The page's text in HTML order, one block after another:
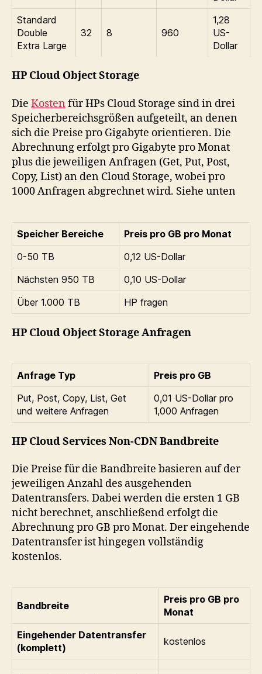
Standard
Double
Extra Large
32 8 960
1,28
US-
Dollar
HP Cloud Object Storage
Die Kosten für HPs Cloud Storage sind in drei
Speicherbereichsgrößen aufgeteilt, an denen
sich die Preise pro Gigabyte orientieren. Die
Abrechnung erfolgt pro Gigabyte pro Monat
plus die jeweiligen Anfragen (Get, Put, Post,
Copy, List) an den Cloud Storage, wobei pro
1000 Anfragen abgrechnet wird. Siehe unten
Speicher Bereiche
Preis pro GB pro Monat
0-50 TB
0,12 US-Dollar
Nächsten 950 TB
0,10 US-Dollar
Über 1.000 TB
HP fragen
HP Cloud Object Storage Anfragen
Anfrage Typ
Preis pro GB
Put, Post, Copy, List, Get
und weitere Anfragen
0,01 US-Dollar pro
1,000 Anfragen
HP Cloud Services Non-CDN Bandbreite
Die Preise für die Bandbreite basieren auf der
jeweiligen Anzahl des ausgehenden
Datentransfers. Dabei werden die ersten 1 GB
nicht berechnet, anschließend erfolgt die
Abrechnung pro GB pro Monat. Der eingehende
Datentransfer ist hingegen vollständig
kostenlos.
Bandbreite
Preis pro GB pro
Monat
Eingehender Datentransfer
(komplett)
kostenlos